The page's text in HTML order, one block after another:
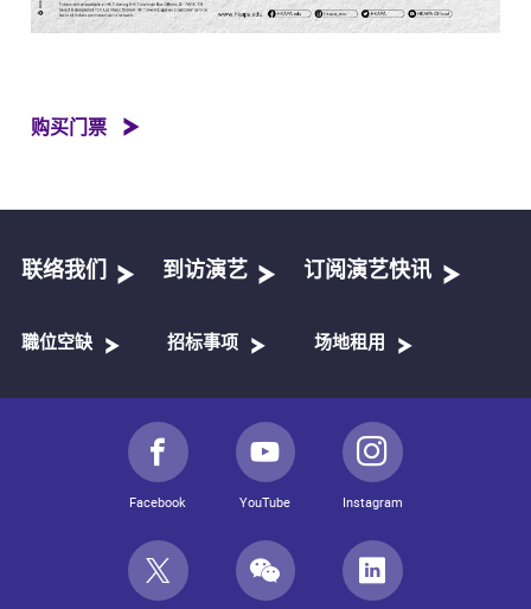
购买门票
联络我们 到访演艺 订阅演艺快讯
職位空缺 招标事项 场地租用
Facebook YouTube Instagram